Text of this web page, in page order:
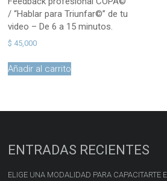
/ “Hablar para Triunfar©” de tu
video – De 6 a 15 minutos.
$ 45,000
Añadir al carrito
ENTRADAS RECIENTES
ELIGE UNA MODALIDAD PARA CAPACITARTE